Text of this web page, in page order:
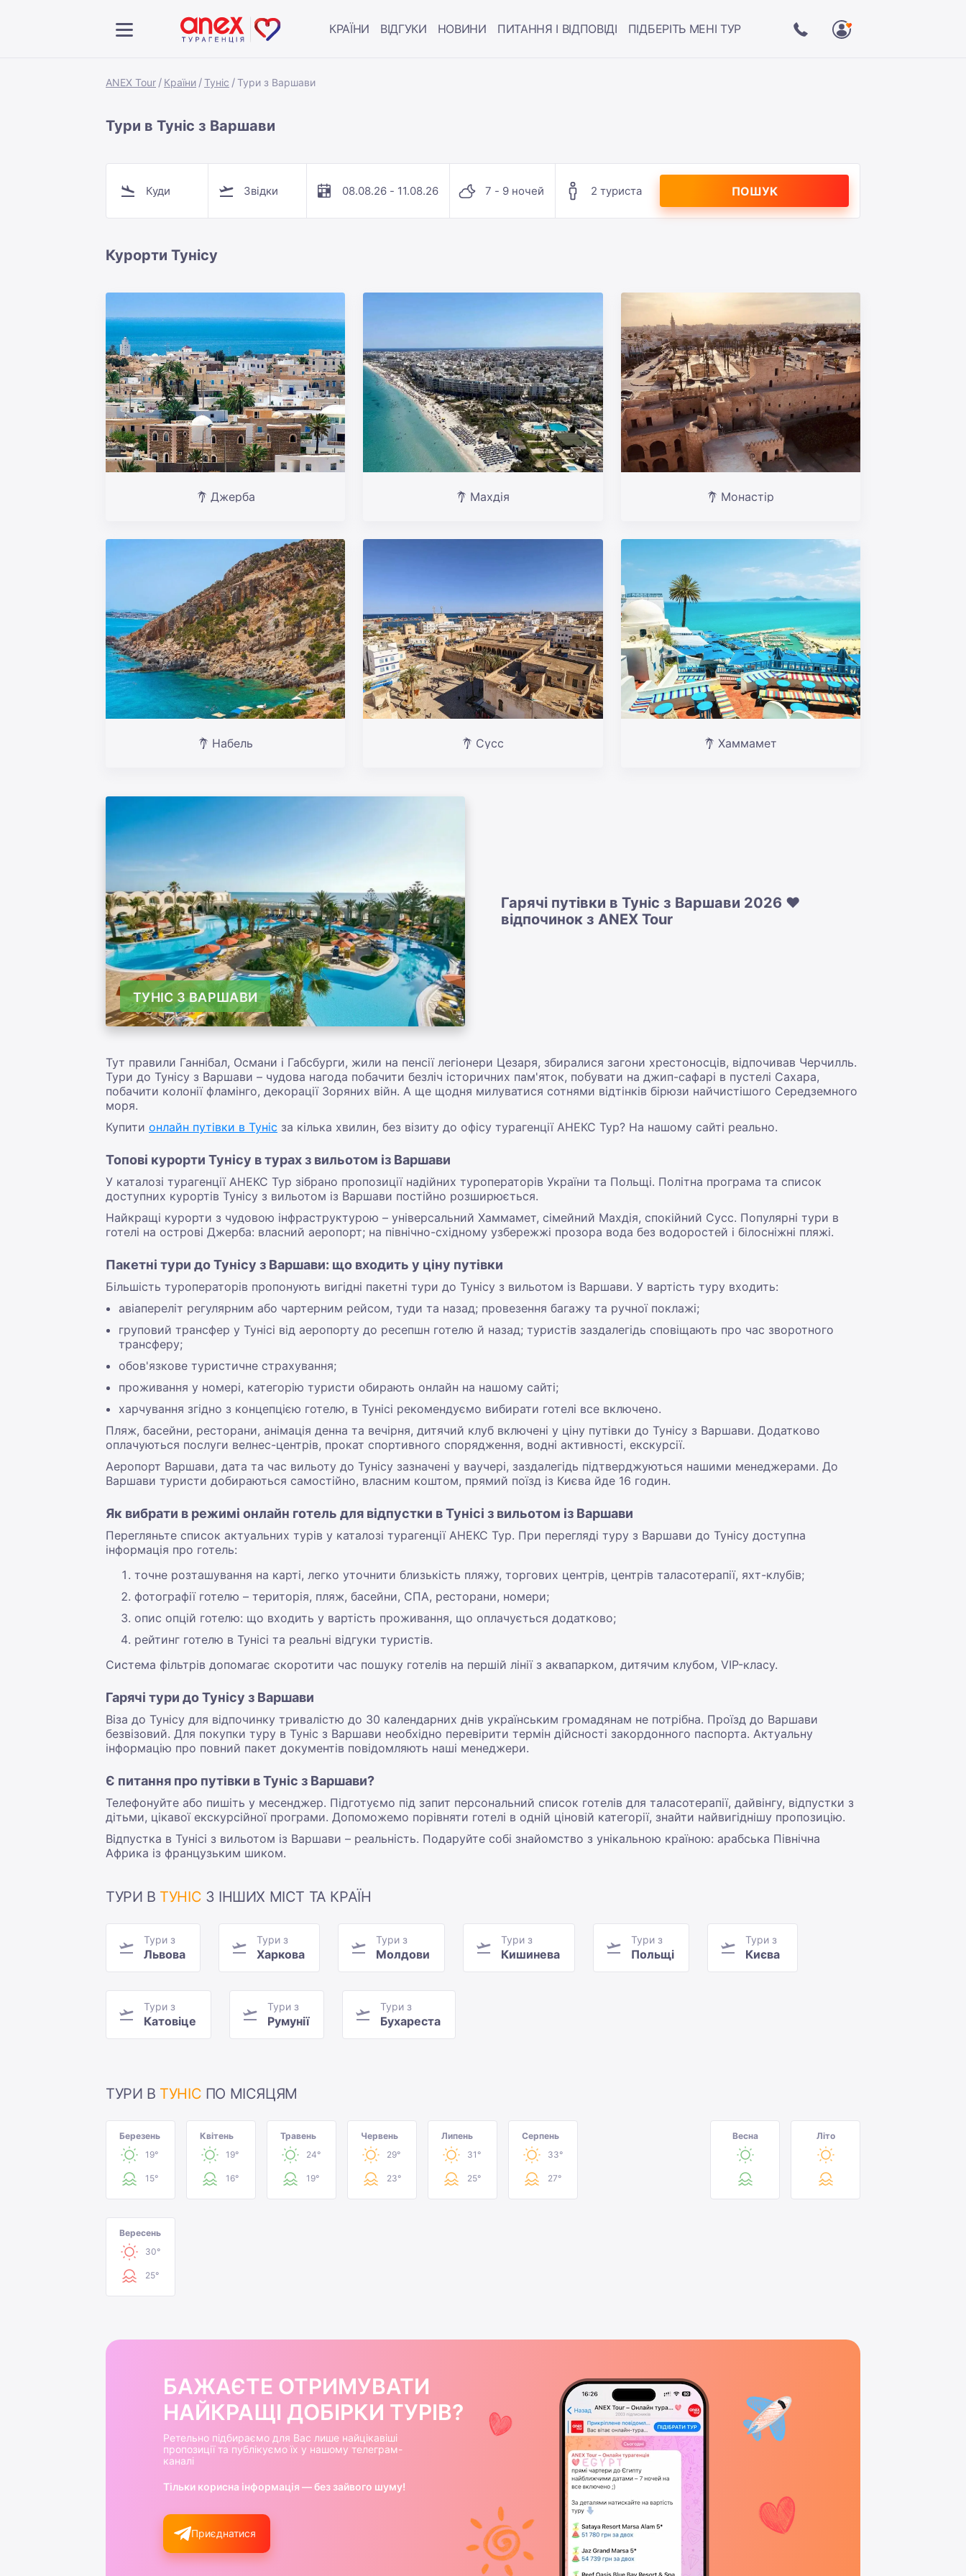
КРАЇНИ ВІДГУКИ НОВИНИ ПИТАННЯ І ВІДПОВІДІ ПІДБЕРІТЬ МЕНІ ТУР
ANEX Tour Країни Туніс Тури з Варшави
Тури в Туніс з Варшави
Куди Звідки 08.08.26 - 11.08.26 7 - 9 ночей 2 туриста ПОШУК
Курорти Тунісу
Джерба Махдія Монастір
Набель Сусс Хаммамет
ТУНІС З ВАРШАВИ
Гарячі путівки в Туніс з Варшави 2026 ❤️
відпочинок з ANEX Tour
Тут правили Ганнібал, Османи і Габсбурги, жили на пенсії легіонери Цезаря, збиралися загони хрестоносців, відпочивав Черчилль.
Тури до Тунісу з Варшави – чудова нагода побачити безліч історичних пам'яток, побувати на джип-сафарі в пустелі Сахара,
побачити колонії фламінго, декорації Зоряних війн. А ще щодня милуватися сотнями відтінків бірюзи найчистішого Середземного
моря.
Купити онлайн путівки в Туніс за кілька хвилин, без візиту до офісу турагенції АНЕКС Тур? На нашому сайті реально.
Топові курорти Тунісу в турах з вильотом із Варшави
У каталозі турагенції АНЕКС Тур зібрано пропозиції надійних туроператорів України та Польщі. Політна програма та список
доступних курортів Тунісу з вильотом із Варшави постійно розширюється.
Найкращі курорти з чудовою інфраструктурою – універсальний Хаммамет, сімейний Махдія, спокійний Сусс. Популярні тури в
готелі на острові Джерба: власний аеропорт; на північно-східному узбережжі прозора вода без водоростей і білосніжні пляжі.
Пакетні тури до Тунісу з Варшави: що входить у ціну путівки
Більшість туроператорів пропонують вигідні пакетні тури до Тунісу з вильотом із Варшави. У вартість туру входить:
авіапереліт регулярним або чартерним рейсом, туди та назад; провезення багажу та ручної поклажі;
груповий трансфер у Тунісі від аеропорту до ресепшн готелю й назад; туристів заздалегідь сповіщають про час зворотного
трансферу;
обов'язкове туристичне страхування;
проживання у номері, категорію туристи обирають онлайн на нашому сайті;
харчування згідно з концепцією готелю, в Тунісі рекомендуємо вибирати готелі все включено.
Пляж, басейни, ресторани, анімація денна та вечірня, дитячий клуб включені у ціну путівки до Тунісу з Варшави. Додатково
оплачуються послуги велнес-центрів, прокат спортивного спорядження, водні активності, екскурсії.
Аеропорт Варшави, дата та час вильоту до Тунісу зазначені у ваучері, заздалегідь підтверджуються нашими менеджерами. До
Варшави туристи добираються самостійно, власним коштом, прямий поїзд із Києва йде 16 годин.
Як вибрати в режимі онлайн готель для відпустки в Тунісі з вильотом із Варшави
Перегляньте список актуальних турів у каталозі турагенції АНЕКС Тур. При перегляді туру з Варшави до Тунісу доступна
інформація про готель:
точне розташування на карті, легко уточнити близькість пляжу, торгових центрів, центрів таласотерапії, яхт-клубів;
фотографії готелю – територія, пляж, басейни, СПА, ресторани, номери;
опис опцій готелю: що входить у вартість проживання, що оплачується додатково;
рейтинг готелю в Тунісі та реальні відгуки туристів.
Система фільтрів допомагає скоротити час пошуку готелів на першій лінії з аквапарком, дитячим клубом, VIP-класу.
Гарячі тури до Тунісу з Варшави
Віза до Тунісу для відпочинку тривалістю до 30 календарних днів українським громадянам не потрібна. Проїзд до Варшави
безвізовий. Для покупки туру в Туніс з Варшави необхідно перевірити термін дійсності закордонного паспорта. Актуальну
інформацію про повний пакет документів повідомляють наші менеджери.
Є питання про путівки в Туніс з Варшави?
Телефонуйте або пишіть у месенджер. Підготуємо під запит персональний список готелів для таласотерапії, дайвінгу, відпустки з
дітьми, цікавої екскурсійної програми. Допоможемо порівняти готелі в одній ціновій категорії, знайти найвигіднішу пропозицію.
Відпустка в Тунісі з вильотом із Варшави – реальність. Подаруйте собі знайомство з унікальною країною: арабська Північна
Африка із французьким шиком.
ТУРИ В ТУНІС З ІНШИХ МІСТ ТА КРАЇН
Тури з
Львова
Тури з
Харкова
Тури з
Молдови
Тури з
Кишинева
Тури з
Польщі
Тури з
Києва
Тури з
Катовіце
Тури з
Румунії
Тури з
Бухареста
ТУРИ В ТУНІС ПО МІСЯЦЯМ
Березень
19°
15°
Квітень
19°
16°
Травень
24°
19°
Червень
29°
23°
Липень
31°
25°
Серпень
33°
27°
Вересень
30°
25°
Весна Літо
БАЖАЄТЕ ОТРИМУВАТИ
НАЙКРАЩІ ДОБІРКИ ТУРІВ?
Ретельно підбираємо для Вас лише найцікавіші
пропозиції та публікуємо їх у нашому телеграм-
каналі
Тільки корисна інформація — без зайвого шуму!
Приєднатися